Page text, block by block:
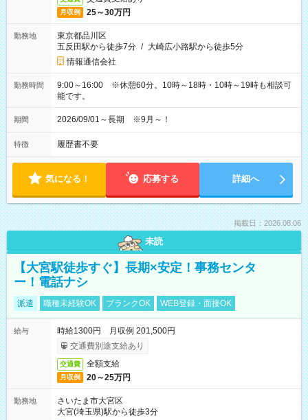
月収例 25～30万円
勤務地
東京都品川区
五反田駅から徒歩7分 / 大崎広小路駅から徒歩5分
情報通信会社
勤務時間
9:00～16:00 ※休憩60分。10時～18時・10時～19時も相談可
能です。
期間 2026/09/01～長期 ※9月～！
特徴 履歴書不要
気になる！ 応募する 詳細へ
掲載日：2026.08.06
未読
【大宮駅徒歩すぐ】長期×安定！事務センタ
ー！電話ナシ
派遣 職種未経験OK ブランクOK WEB登録・面接OK
給与
時給1300円 月収例 201,500円
交通費別途支給あり
交通費 全額支給
月収例 20～25万円
勤務地
さいたま市大宮区
大宮(埼玉県)駅から徒歩3分